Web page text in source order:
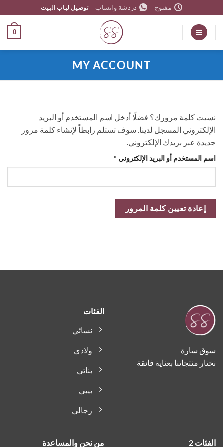
للمحتوى
مفتوح دردشة واتساب توصيل لباب البيت
0
MY ACCOUNT
نسيت كلمة مرورك؟ فضلًا أدخل اسم المستخدم أو البريد
الإلكتروني المسجل لدينا. سوف تستلم رابطاً لإنشاء كلمة مرور
جديدة عبر بريدك الإلكتروني.
اسم المستخدم أو البريد الإلكتروني *مطلوبة
إعادة تعيين كلمة المرور
سوق سارة
نختار منتجاتنا بعناية فائقة
الفئات
نسائي
ولادي
بناتي
بيبي
رجالي
الفئات 2 من نحن والمساعدة